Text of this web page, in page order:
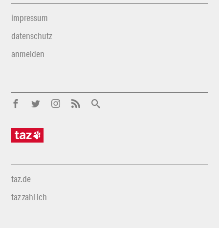
impressum
datenschutz
anmelden
taz.de
taz zahl ich